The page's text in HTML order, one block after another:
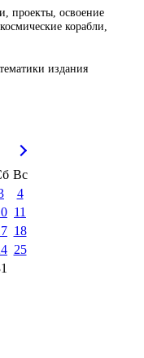
проекты, освоение
корабли,
издания
Вс
4
11
18
25